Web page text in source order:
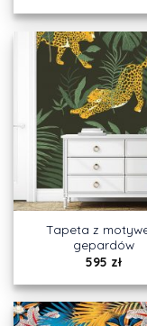
Tapeta z
gepardów
595 zł